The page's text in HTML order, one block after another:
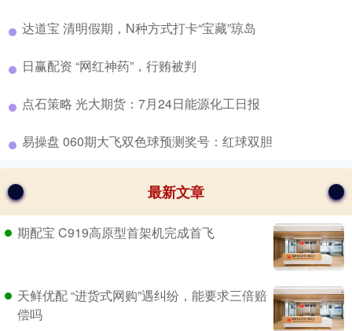
​达道宝 清明假期，N种方式打卡“宝藏”琼岛
​日赢配资 “网红神药”，行贿被判
​点石策略 光大期货：7月24日能源化工日报
​易操盘 060期大飞双色球预测奖号：红球双胆
最新文章
期配宝 C919高原型首架机完成首飞
天鲜优配 “进货式网购”遇纠纷，能要求三倍赔
偿吗